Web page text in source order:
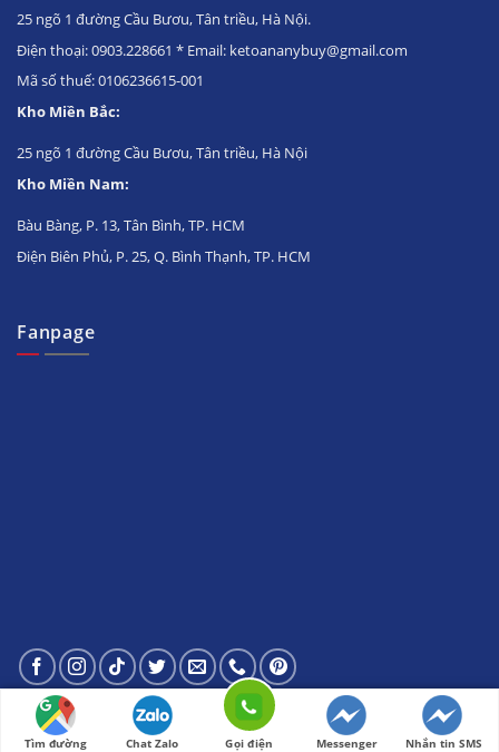
25 ngõ 1 đường Cầu Bươu, Tân triều, Hà Nội.
Điện thoại: 0903.228661 * Email: ketoananybuy@gmail.com
Mã số thuế: 0106236615-001
Kho Miền Bắc:
25 ngõ 1 đường Cầu Bươu, Tân triều, Hà Nội
Kho Miền Nam:
Bàu Bàng, P. 13, Tân Bình, TP. HCM
Điện Biên Phủ, P. 25, Q. Bình Thạnh, TP. HCM
Fanpage
© 2020 - Bản quyềnAlaskavietnam.org
Tìm đường Chat Zalo Gọi điện Messenger Nhắn tin SMS